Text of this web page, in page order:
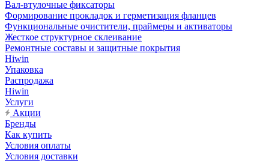
Вал-втулочные фиксаторы
Формирование прокладок и герметизация фланцев
Функциональные очистители, праймеры и активаторы
Жесткое структурное склеивание
Ремонтные составы и защитные покрытия
Hiwin
Упаковка
Распродажа
Hiwin
Услуги
Акции
Бренды
Как купить
Условия оплаты
Условия доставки